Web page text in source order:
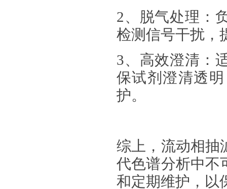
2、 脱气处理 ：
检测信号干扰，
3、 高效澄清 ：
保试剂澄清透
护。
综上，流动相抽
代色谱分析中不
和定期维护，以